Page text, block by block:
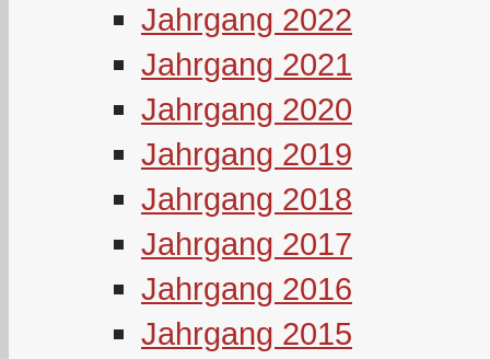
Jahrgang 2022
Jahrgang 2021
Jahrgang 2020
Jahrgang 2019
Jahrgang 2018
Jahrgang 2017
Jahrgang 2016
Jahrgang 2015